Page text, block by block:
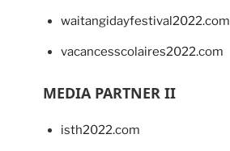
waitangidayfestival2022.com
vacancesscolaires2022.com
MEDIA PARTNER II
isth2022.com